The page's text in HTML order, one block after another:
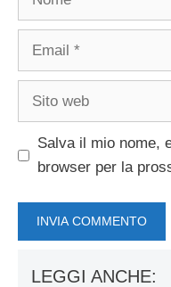
Email
Sito
Salva il mio nome,
browser per la
LEGGI ANCHE: